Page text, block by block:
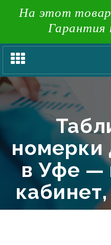
На этот товар
Гарантия
Toggle
navigation
номерки
в Уфе —
от